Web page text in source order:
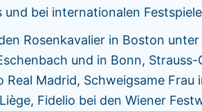
bei internationalen
Rosenkavalier in Boston
und in Bonn, Strauss-
Madrid, Schweigsame Frau
Fidelio bei den Wiener